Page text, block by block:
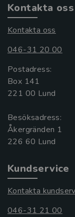
Kontakta oss
Kontakta oss
046-31 20 00
Postadress:
Box 141
221 00 Lund
Besöksadress:
Åkergränden 1
Kundservice
Kontakta
046-31 21 00